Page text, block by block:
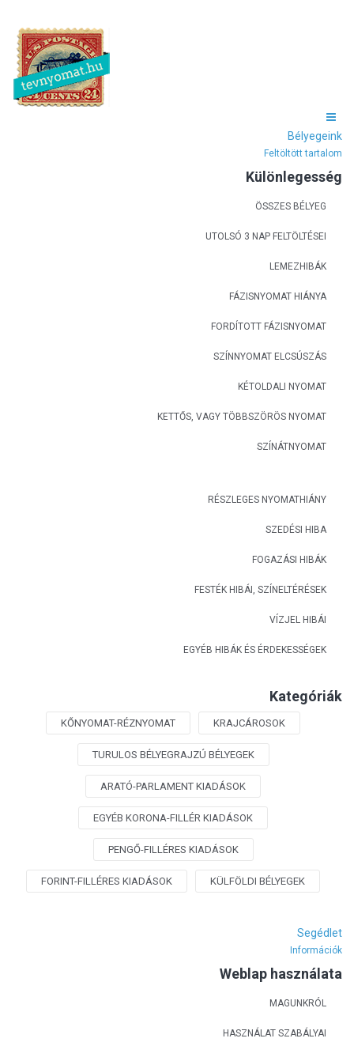
Bélyegeink
Feltöltött tartalom
Különlegesség
ÖSSZES BÉLYEG
UTOLSÓ 3 NAP FELTÖLTÉSEI
LEMEZHIBÁK
FÁZISNYOMAT HIÁNYA
FORDÍTOTT FÁZISNYOMAT
SZÍNNYOMAT ELCSÚSZÁS
KÉTOLDALI NYOMAT
KETTŐS, VAGY TÖBBSZÖRÖS NYOMAT
SZÍNÁTNYOMAT
RÉSZLEGES NYOMATHIÁNY
SZEDÉSI HIBA
FOGAZÁSI HIBÁK
FESTÉK HIBÁI, SZÍNELTÉRÉSEK
VÍZJEL HIBÁI
EGYÉB HIBÁK ÉS ÉRDEKESSÉGEK
Kategóriák
KŐNYOMAT-RÉZNYOMAT KRAJCÁROSOK
TURULOS BÉLYEGRAJZÚ BÉLYEGEK
ARATÓ-PARLAMENT KIADÁSOK
EGYÉB KORONA-FILLÉR KIADÁSOK
PENGŐ-FILLÉRES KIADÁSOK
FORINT-FILLÉRES KIADÁSOK KÜLFÖLDI BÉLYEGEK
Segédlet
Információk
Weblap használata
MAGUNKRÓL
HASZNÁLAT SZABÁLYAI